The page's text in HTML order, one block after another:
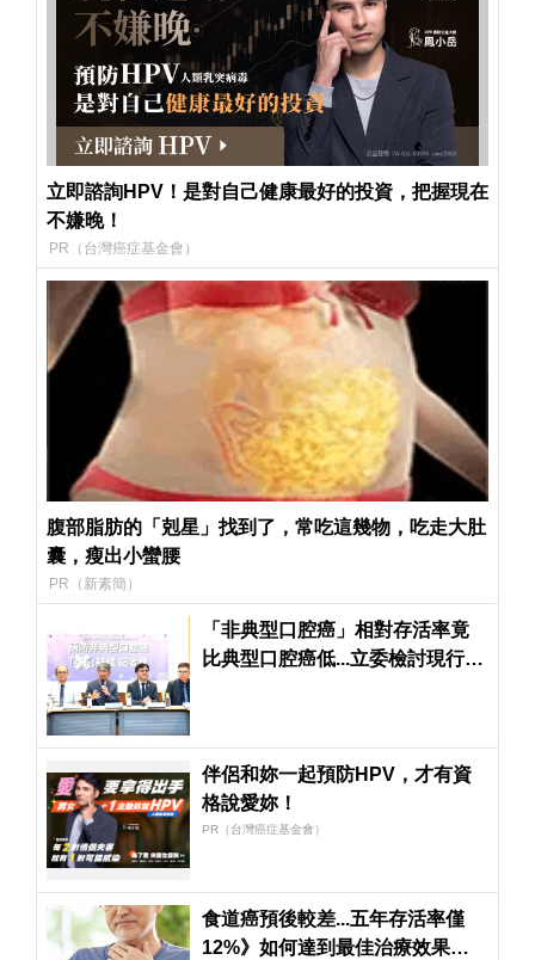
立即諮詢HPV！是對自己健康最好的投資，把握現在
不嫌晚！
PR（台灣癌症基金會）
腹部脂肪的「剋星」找到了，常吃這幾物，吃走大肚
囊，瘦出小蠻腰
PR（新素簡）
「非典型口腔癌」相對存活率竟
比典型口腔癌低...立委檢討現行政
伴侶和妳一起預防HPV，才有資
格說愛妳！
PR（台灣癌症基金會）
食道癌預後較差...五年存活率僅
12%》如何達到最佳治療效果？